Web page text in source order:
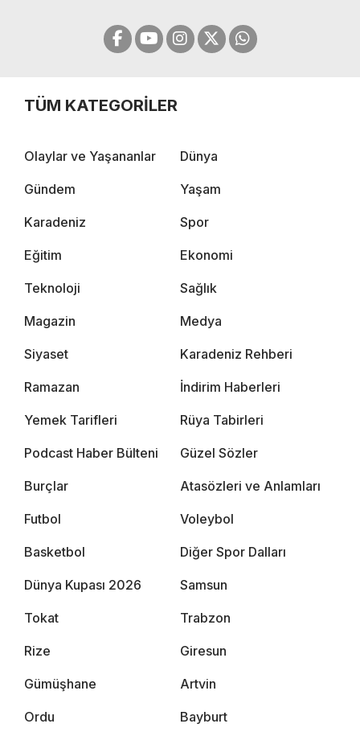
TÜM KATEGORİLER
Olaylar ve Yaşananlar Dünya
Gündem Yaşam
Karadeniz Spor
Eğitim Ekonomi
Teknoloji Sağlık
Magazin Medya
Siyaset Karadeniz Rehberi
Ramazan İndirim Haberleri
Yemek Tarifleri Rüya Tabirleri
Podcast Haber Bülteni Güzel Sözler
Burçlar Atasözleri ve Anlamları
Futbol Voleybol
Basketbol Diğer Spor Dalları
Dünya Kupası 2026 Samsun
Tokat Trabzon
Rize Giresun
Gümüşhane Artvin
Ordu Bayburt